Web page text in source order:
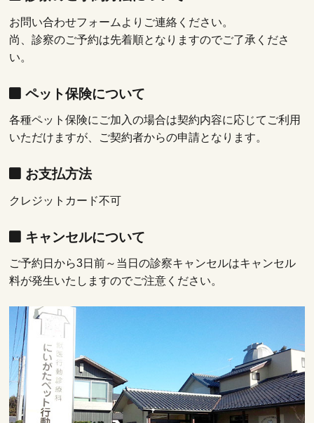
お問い合わせフォームよりご連絡ください。
尚、診察のご予約は先着順となりますのでご了承くださ
い。
ペット保険について
各種ペット保険にご加入の場合は契約内容に応じてご利用
いただけますが、ご契約者からの申請となります。
お支払方法
クレジットカード不可
キャンセルについて
ご予約日から3日前～当日の診察キャンセルはキャンセル
料が発生いたしますのでご注意ください。